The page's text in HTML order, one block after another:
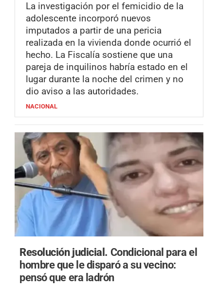
La investigación por el femicidio de la
adolescente incorporó nuevos
imputados a partir de una pericia
realizada en la vivienda donde ocurrió el
hecho. La Fiscalía sostiene que una
pareja de inquilinos habría estado en el
lugar durante la noche del crimen y no
dio aviso a las autoridades.
NACIONAL
Resolución judicial. Condicional para el
hombre que le disparó a su vecino:
pensó que era ladrón